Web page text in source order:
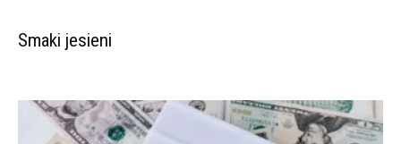
Smaki jesieni